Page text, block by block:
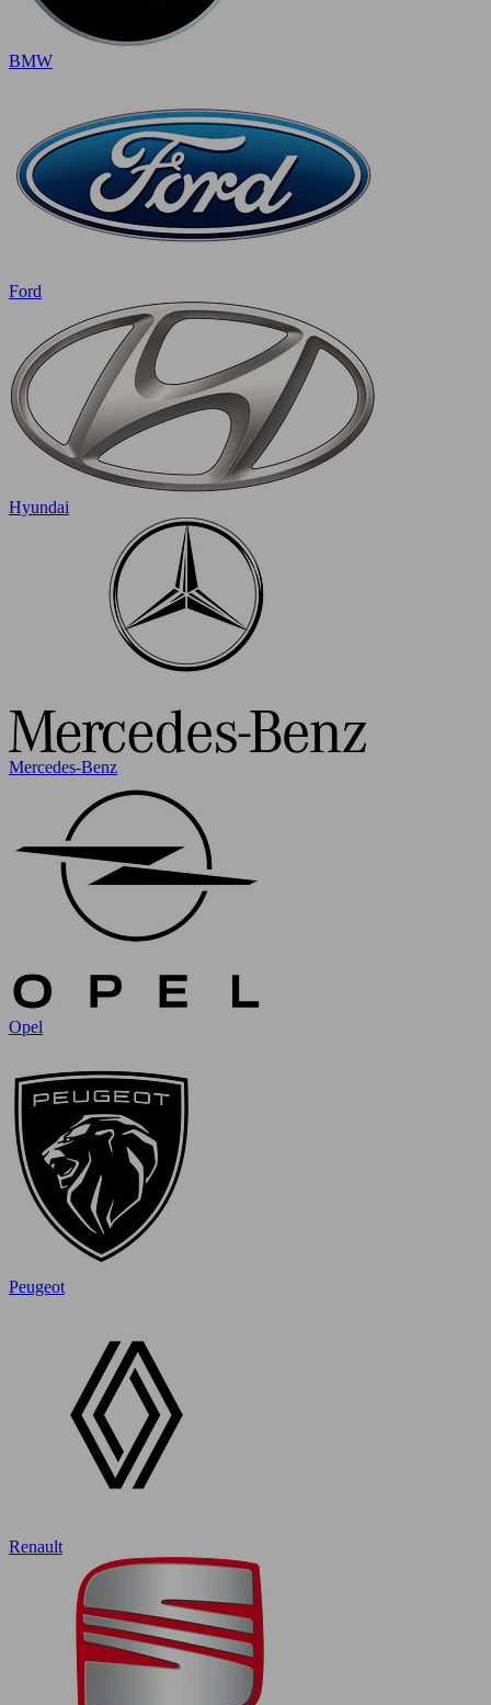
BMW
Ford
Hyundai
Mercedes-Benz
Opel
Peugeot
Renault